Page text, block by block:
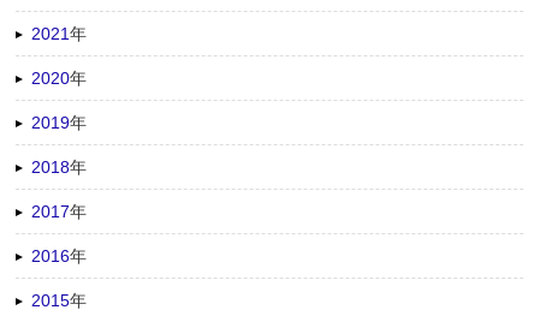
2021年
2020年
2019年
2018年
2017年
2016年
2015年